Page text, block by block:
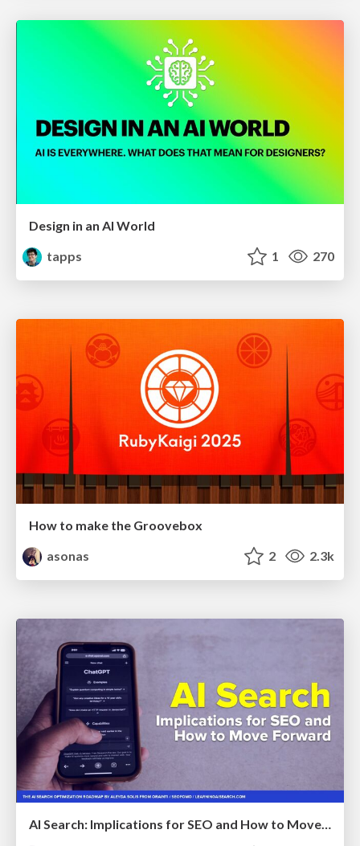
Design in an AI World
tapps
1 270
How to make the Groovebox
asonas
2 2.3k
AI Search: Implications for SEO and How to Move Forward - #ShenzhenSEOConference